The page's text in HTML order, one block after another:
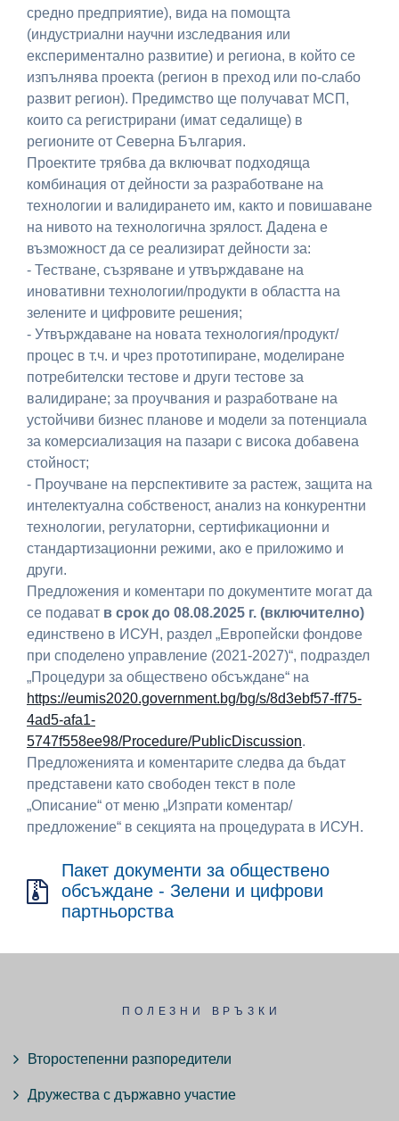
средно предприятие), вида на помощта
(индустриални научни изследвания или
експериментално развитие) и региона, в който се
изпълнява проекта (регион в преход или по-слабо
развит регион). Предимство ще получават МСП,
които са регистрирани (имат седалище) в
регионите от Северна България.
Проектите трябва да включват подходяща
комбинация от дейности за разработване на
технологии и валидирането им, както и повишаване
на нивото на технологична зрялост. Дадена е
възможност да се реализират дейности за:
- Тестване, съзряване и утвърждаване на
иновативни технологии/продукти в областта на
зелените и цифровите решения;
- Утвърждаване на новата технология/продукт/
процес в т.ч. и чрез прототипиране, моделиране
потребителски тестове и други тестове за
валидиране; за проучвания и разработване на
устойчиви бизнес планове и модели за потенциала
за комерсиализация на пазари с висока добавена
стойност;
- Проучване на перспективите за растеж, защита на
интелектуална собственост, анализ на конкурентни
технологии, регулаторни, сертификационни и
стандартизационни режими, ако е приложимо и
други.
Предложения и коментари по документите могат да
се подават в срок до 08.08.2025 г. (включително)
единствено в ИСУН, раздел „Европейски фондове
при споделено управление (2021-2027)“, подраздел
„Процедури за обществено обсъждане“ на
https://eumis2020.government.bg/bg/s/8d3ebf57-ff75-
4ad5-afa1-
5747f558ee98/Procedure/PublicDiscussion.
Предложенията и коментарите следва да бъдат
представени като свободен текст в поле
„Описание“ от меню „Изпрати коментар/
предложение“ в секцията на процедурата в ИСУН.
Пакет документи за обществено
обсъждане - Зелени и цифрови
партньорства
ПОЛЕЗНИ ВРЪЗКИ
Второстепенни разпоредители
Дружества с държавно участие